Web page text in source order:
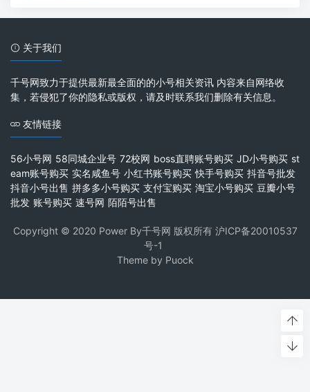
关于我们
千号网致力于提供最新最全面的的小号相关资讯 内容来自网络收
集，若侵犯了你的隐私或版权，请及时联系我们删除有关信息。
友情链接
56小号网 58同城企业号 72校网 boss直聘账号购买 JD小号购买 st
eam账号购买 实名咸鱼号 小红书账号购买 快手号购买 抖音号批发
抖音小号出售 拼多多小号购买 支付宝购买 淘宝小号购买 豆瓣小号
批发 账号购买 速号网 陌陌号出售
Copyright © 2020 Power By千号网 版权所有 沪ICP备20010537
号-1
Theme by Puock